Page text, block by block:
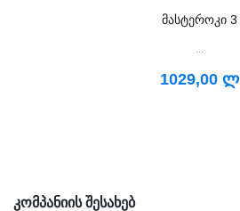
ᲛᲐᲡᲢᲔᲠᲝᲙᲘ 3
1029,00 ლ
ᲙᲝᲛᲞᲐᲜᲘᲘᲡ ᲨᲔᲡᲐᲮᲔᲑ